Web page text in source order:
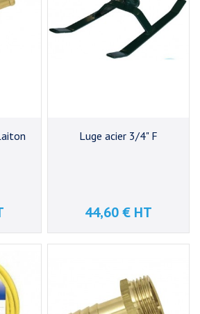
Luge acier 3/4" F
Prix
44,60 € HT